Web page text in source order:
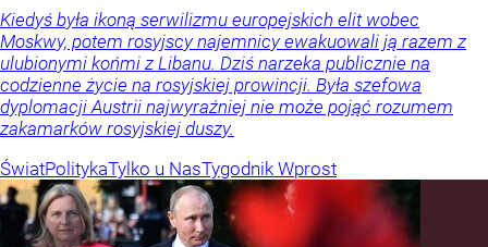
Kiedyś była ikoną serwilizmu europejskich elit wobec
Moskwy, potem rosyjscy najemnicy ewakuowali ją razem z
ulubionymi końmi z Libanu. Dziś narzeka publicznie na
codzienne życie na rosyjskiej prowincji. Była szefowa
dyplomacji Austrii najwyraźniej nie może pojąć rozumem
zakamarków rosyjskiej duszy.
ŚwiatPolitykaTylko u NasTygodnik Wprost